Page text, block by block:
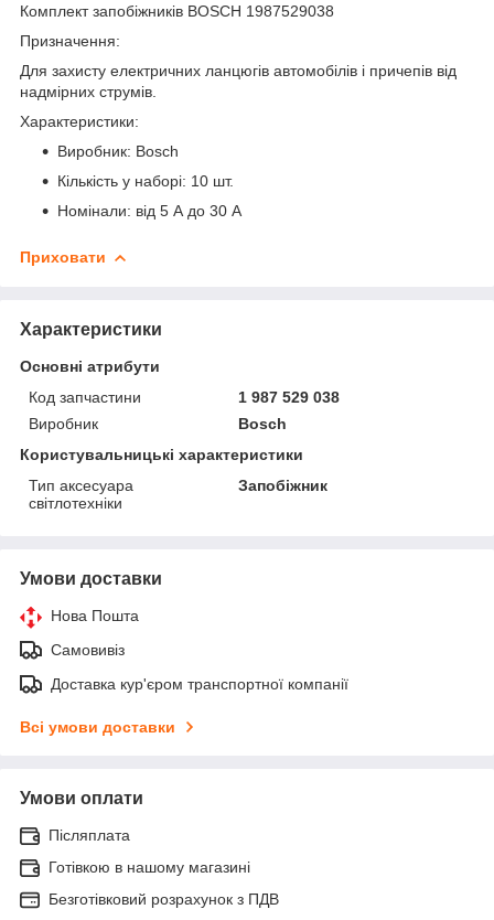
Комплект запобіжників BOSCH 1987529038
Призначення:
Для захисту електричних ланцюгів автомобілів і причепів від
надмірних струмів.
Характеристики:
Виробник: Bosch
Кількість у наборі: 10 шт.
Номінали: від 5 А до 30 А
Приховати
Характеристики
Основні атрибути
Код запчастини
1 987 529 038
Виробник
Bosch
Користувальницькі характеристики
Тип аксесуара
світлотехніки
Запобіжник
Умови доставки
Нова Пошта
Самовивіз
Доставка кур'єром транспортної компанії
Всі умови доставки
Умови оплати
Післяплата
Готівкою в нашому магазині
Безготівковий розрахунок з ПДВ